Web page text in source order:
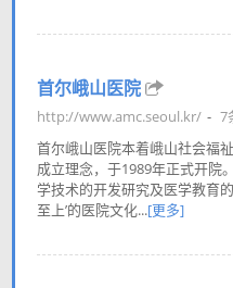
首尔峨山医院
http://www.amc.seoul.kr/ 7
首尔峨山医院本着峨山社会福
成立理念，于1989年正式开院
学技术的开发研究及医学教育
至上’的医院文化...[更多]